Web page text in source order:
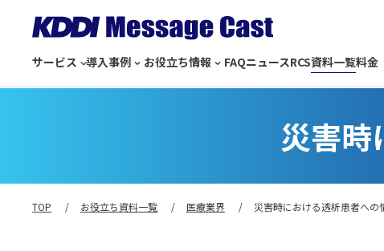
サービス 導入事例 お役立ち情報 FAQニュースRCS資料一覧料金
災害時
TOP お役立ち資料一覧 医療業界 災害時における透析患者への